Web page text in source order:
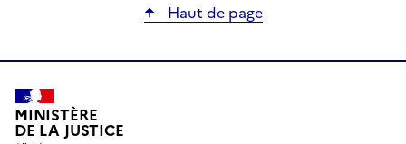
Haut de page
MINISTÈRE
DE LA JUSTICE